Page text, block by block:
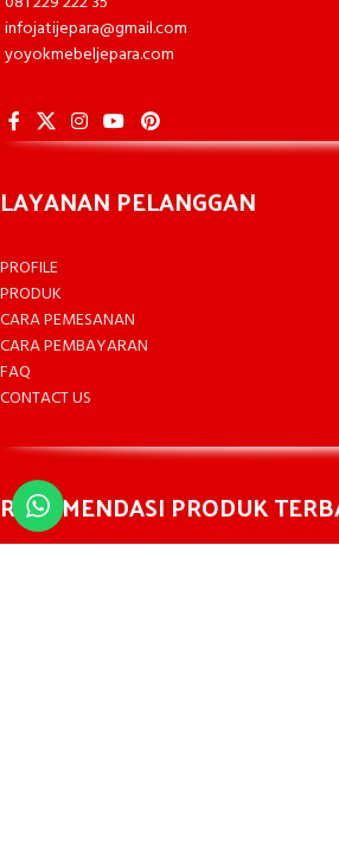
infojatijepara@gmail.com
yoyokmebeljepara.com
LAYANAN PELANGGAN
PROFILE
PRODUK
CARA PEMESANAN
CARA PEMBAYARAN
FAQ
CONTACT US
REKOMENDASI PRODUK